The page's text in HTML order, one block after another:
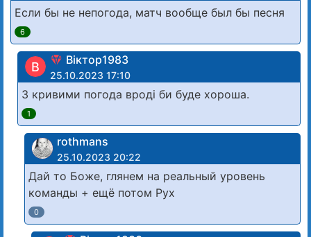
Если бы не непогода, матч вообще был бы песня
6
В Віктор1983
25.10.2023 17:10
З кривими погода вроді би буде хороша.
1
rothmans
25.10.2023 20:22
Дай то Боже, глянем на реальный уровень
команды + ещё потом Рух
0